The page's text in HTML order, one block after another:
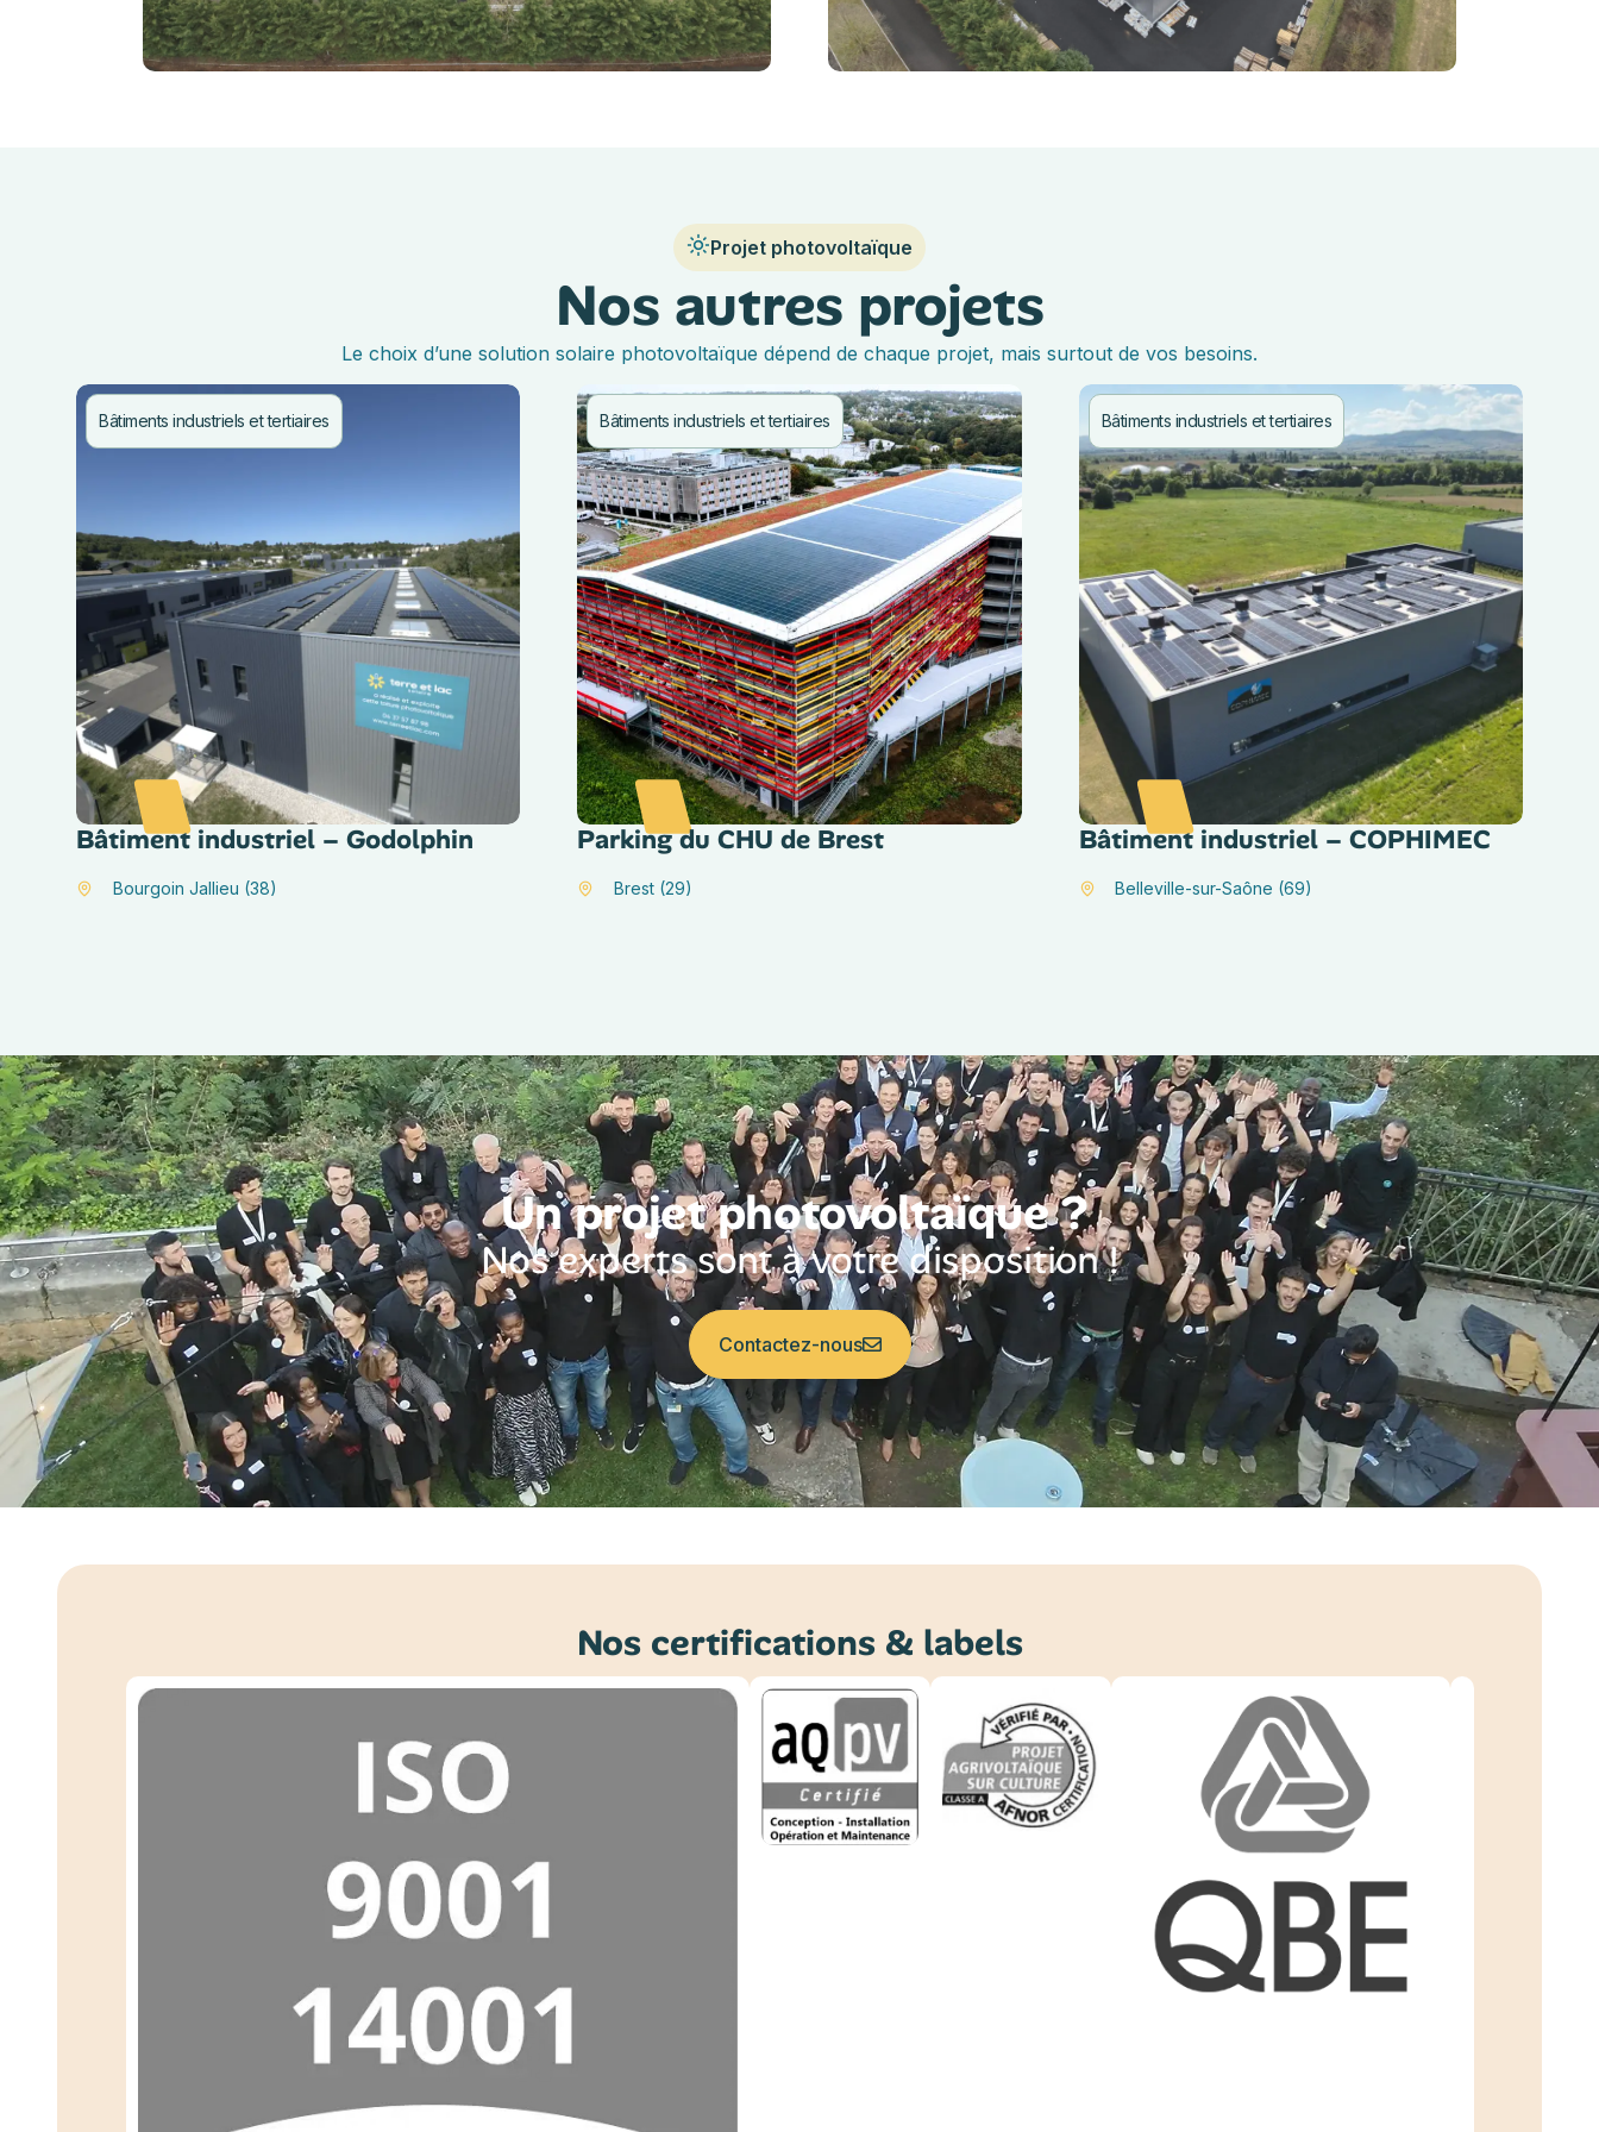
Projet photovoltaïque
Nos autres projets
Le choix d’une solution solaire photovoltaïque dépend de chaque projet, mais surtout de vos besoins.
Bâtiments industriels et tertiaires
Bâtiment industriel – Godolphin
Bourgoin Jallieu (38)
Bâtiments industriels et tertiaires
Parking du CHU de Brest
Brest (29)
Bâtiments industriels et tertiaires
Bâtiment industriel – COPHIMEC
Belleville-sur-Saône (69)
Un projet photovoltaïque ?
Nos experts sont à votre disposition !
Contactez-nous
Nos certifications & labels